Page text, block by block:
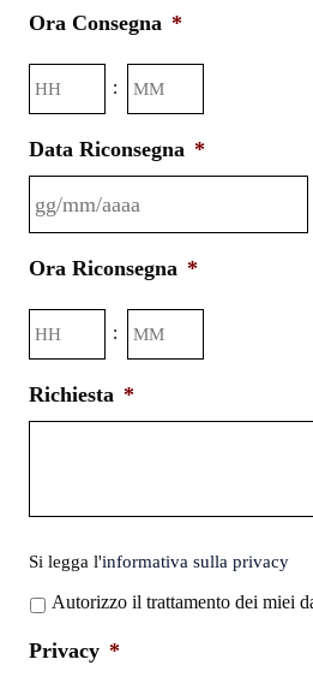
slash
MM
slash
Ora Consegna *
:
Ore Minuti
Data Riconsegna *
slash
MM
slash
Ora Riconsegna *
:
Ore Minuti
Richiesta *
Si
l'informativa
sulla
privacy
Si legga l'informativa sulla privacy
Autorizzo il trattamento dei miei
Privacy *